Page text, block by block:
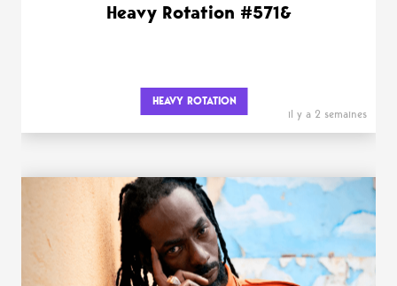
Heavy Rotation #571&
HEAVY ROTATION
il y a 2 semaines